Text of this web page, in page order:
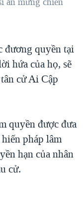
NAM
HẢI SÂM
THÔN MỸ
đương quyền tại
hứa của họ, sẽ
cử Ai Cập
quyền được đưa
pháp lâm
hạn của nhân
cử.